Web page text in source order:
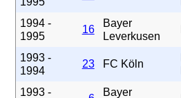
1994 -
1995
16
Bayer
Leverkusen
1993 -
1994
23 FC Köln
1993 - Bayer